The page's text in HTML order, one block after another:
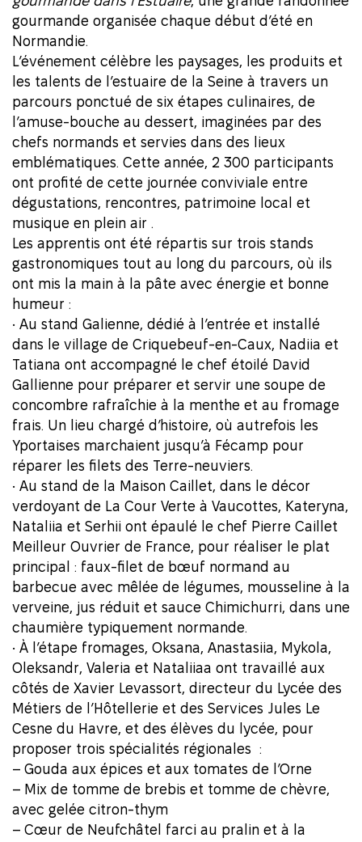
gourmande organisée chaque début d’été en
Normandie.
L’événement célèbre les paysages, les produits et
les talents de l’estuaire de la Seine à travers un
parcours ponctué de six étapes culinaires, de
l’amuse-bouche au dessert, imaginées par des
chefs normands et servies dans des lieux
emblématiques. Cette année, 2 300 participants
ont profité de cette journée conviviale entre
dégustations, rencontres, patrimoine local et
musique en plein air .
Les apprentis ont été répartis sur trois stands
gastronomiques tout au long du parcours, où ils
ont mis la main à la pâte avec énergie et bonne
humeur :
• Au stand Galienne, dédié à l’entrée et installé
dans le village de Criquebeuf-en-Caux, Nadiia et
Tatiana ont accompagné le chef étoilé David
Gallienne pour préparer et servir une soupe de
concombre rafraîchie à la menthe et au fromage
frais. Un lieu chargé d’histoire, où autrefois les
Yportaises marchaient jusqu’à Fécamp pour
réparer les filets des Terre-neuviers.
• Au stand de la Maison Caillet, dans le décor
verdoyant de La Cour Verte à Vaucottes, Kateryna,
Nataliia et Serhii ont épaulé le chef Pierre Caillet
Meilleur Ouvrier de France, pour réaliser le plat
principal : faux-filet de bœuf normand au
barbecue avec mêlée de légumes, mousseline à la
verveine, jus réduit et sauce Chimichurri, dans une
chaumière typiquement normande.
• À l’étape fromages, Oksana, Anastasiia, Mykola,
Oleksandr, Valeria et Nataliiaa ont travaillé aux
côtés de Xavier Levassort, directeur du Lycée des
Métiers de l’Hôtellerie et des Services Jules Le
Cesne du Havre, et des élèves du lycée, pour
proposer trois spécialités régionales :
– Gouda aux épices et aux tomates de l’Orne
– Mix de tomme de brebis et tomme de chèvre,
avec gelée citron-thym
– Cœur de Neufchâtel farci au pralin et à la